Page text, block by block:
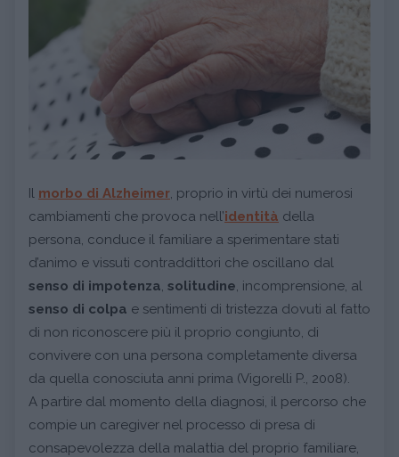
Il morbo di Alzheimer , proprio in virtù dei numerosi
cambiamenti che provoca nell’identità della
persona, conduce il familiare a sperimentare stati
d’animo e vissuti contraddittori che oscillano dal
senso di impotenza solitudine , incomprensione, al
senso di colpa e sentimenti di tristezza dovuti al fatto
di non riconoscere più il proprio congiunto, di
convivere con una persona completamente diversa
da quella conosciuta anni prima (Vigorelli P., 2008).
A partire dal momento della diagnosi, il percorso che
compie un caregiver nel processo di presa di
consapevolezza della malattia del proprio familiare,